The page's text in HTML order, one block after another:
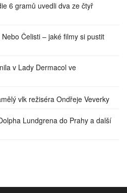
6 gramů uvedli dva ze čtyř
Čelisti – jaké filmy si pustit
v Lady Dermacol ve
vlk režiséra Ondřeje Veverky
Lundgrena do Prahy a další